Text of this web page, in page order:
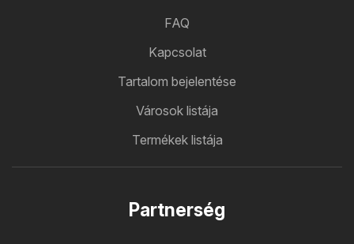
FAQ
Kapcsolat
Tartalom bejelentése
Városok listája
Termékek listája
Partnerség